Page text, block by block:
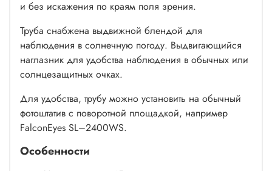
и без искажения по краям поля зрения.
Труба снабжена выдвижной блендой для
наблюдения в солнечную погоду. Выдвигающийся
наглазник для удобства наблюдения в обычных или
солнцезащитных очках.
Для удобства, трубу можно установить на обычный
фотоштатив с поворотной площадкой, например
FalconEyes SL–2400WS.
Особенности